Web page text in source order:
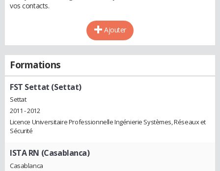
vos contacts.
Ajouter
Formations
FST Settat (Settat)
Settat
2011 - 2012
Licence Universitaire Professionnelle Ingénierie Systèmes, Réseaux et
Sécurité
ISTA RN (Casablanca)
Casablanca